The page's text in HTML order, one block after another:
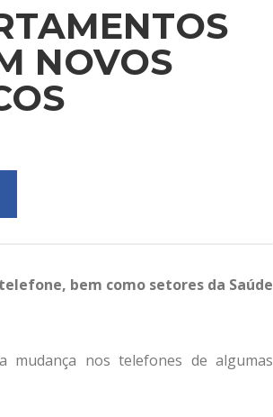
NOVOS
bem como setores da Saúde
mudança nos telefones de algumas